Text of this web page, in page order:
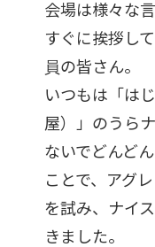
会場は様々な
すぐに挨拶し
員の皆さん。
いつもは「は
屋）」のうら
ないでどんど
ことで、アグ
を試み、ナイ
きました。